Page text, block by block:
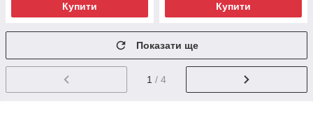
Купити Купити
Показати ще
1 / 4